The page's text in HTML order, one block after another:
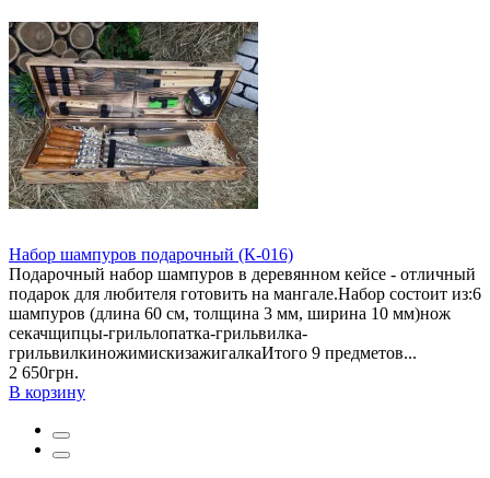
Набор шампуров подарочный (К-016)
Подарочный набор шампуров в деревянном кейсе - отличный
подарок для любителя готовить на мангале.Набор состоит из:6
шампуров (длина 60 см, толщина 3 мм, ширина 10 мм)нож
секачщипцы-грильлопатка-грильвилка-
грильвилкиножимискизажигалкаИтого 9 предметов...
2 650грн.
В корзину